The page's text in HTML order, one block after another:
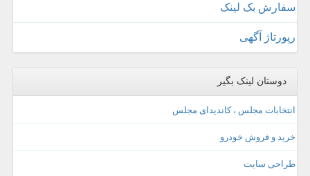
سفارش بک لینک
رپورتاژ آگهی
دوستان لینک بگیر
انتخابات مجلس ، کاندیدای مجلس
خرید و فروش خودرو
طراحی سایت